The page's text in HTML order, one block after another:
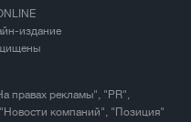
издание
правах рекламы", "PR",
компаний", "Позиция"